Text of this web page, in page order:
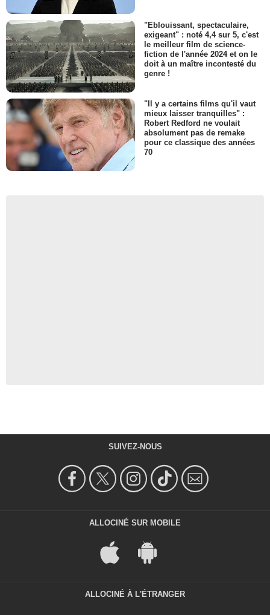
"Eblouissant, spectaculaire,
exigeant" : noté 4,4 sur 5, c'est
le meilleur film de science-
fiction de l'année 2024 et on le
doit à un maître incontesté du
genre !
"Il y a certains films qu'il vaut
mieux laisser tranquilles" :
Robert Redford ne voulait
absolument pas de remake
pour ce classique des années
70
SUIVEZ-NOUS
ALLOCINÉ SUR MOBILE
ALLOCINÉ À L'ÉTRANGER